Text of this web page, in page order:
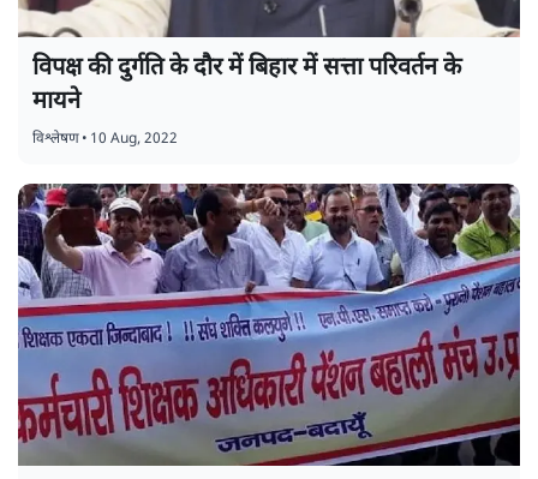
विपक्ष की दुर्गति के दौर में बिहार में सत्ता परिवर्तन के
मायने
विश्लेषण• 10 Aug, 2022